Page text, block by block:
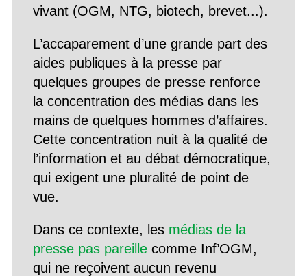
vivant (OGM, NTG, biotech, brevet...).
L’accaparement d’une grande part des
aides publiques à la presse par
quelques groupes de presse renforce
la concentration des médias dans les
mains de quelques hommes d’affaires.
Cette concentration nuit à la qualité de
l’information et au débat démocratique,
qui exigent une pluralité de point de
vue.
Dans ce contexte, les médias de la
presse pas pareillecomme Inf’OGM,
qui ne reçoivent aucun revenu